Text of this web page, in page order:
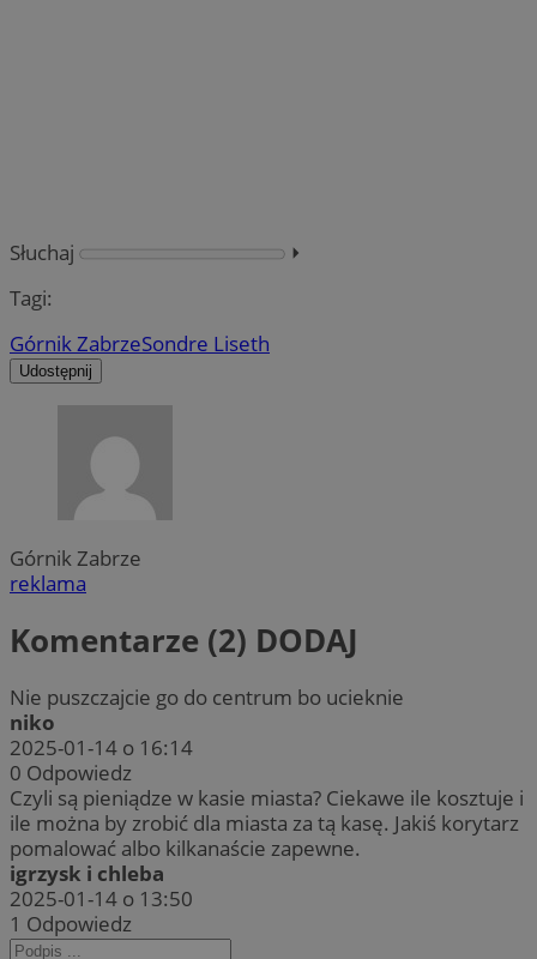
Słuchaj
⏵︎
Tagi:
Górnik ZabrzeSondre Liseth
Udostępnij
Górnik Zabrze
reklama
Komentarze (2) DODAJ
Nie puszczajcie go do centrum bo ucieknie
niko
2025-01-14 o 16:14
0 Odpowiedz
Czyli są pieniądze w kasie miasta? Ciekawe ile kosztuje i
ile można by zrobić dla miasta za tą kasę. Jakiś korytarz
pomalować albo kilkanaście zapewne.
igrzysk i chleba
2025-01-14 o 13:50
1 Odpowiedz